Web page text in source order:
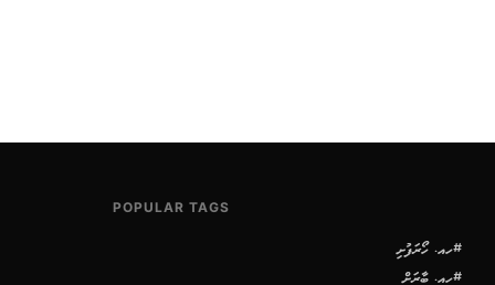
POPULAR TAGS
#ހއ. ހޯރަފުށި
#ހއ. ބާރަށް